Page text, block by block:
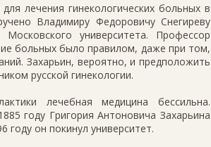
лечения гинекологических больных в
Владимиру Федоровичу Снегиреву
университета. Профессор
больных было правилом, даже при том,
Захарьин, вероятно, и предположить
русской гинекологии.
лечебная медицина бессильна.
году Григория Антоновича Захарьина
году он покинул университет.